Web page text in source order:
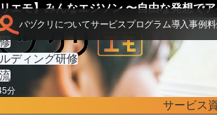
バヅクリについてサービスプログラム導入事例
ログラム > 【バヅクリエモ】みんなエジソン 〜自由
リエモ】みんなエジソン 〜自由な発想で
ディング研修
分
サービス